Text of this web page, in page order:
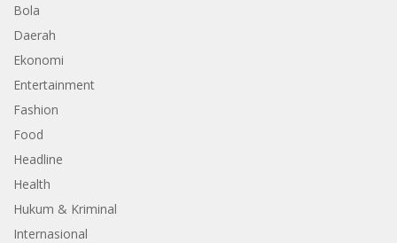
Bola
Daerah
Ekonomi
Entertainment
Fashion
Food
Headline
Health
Hukum & Kriminal
Internasional